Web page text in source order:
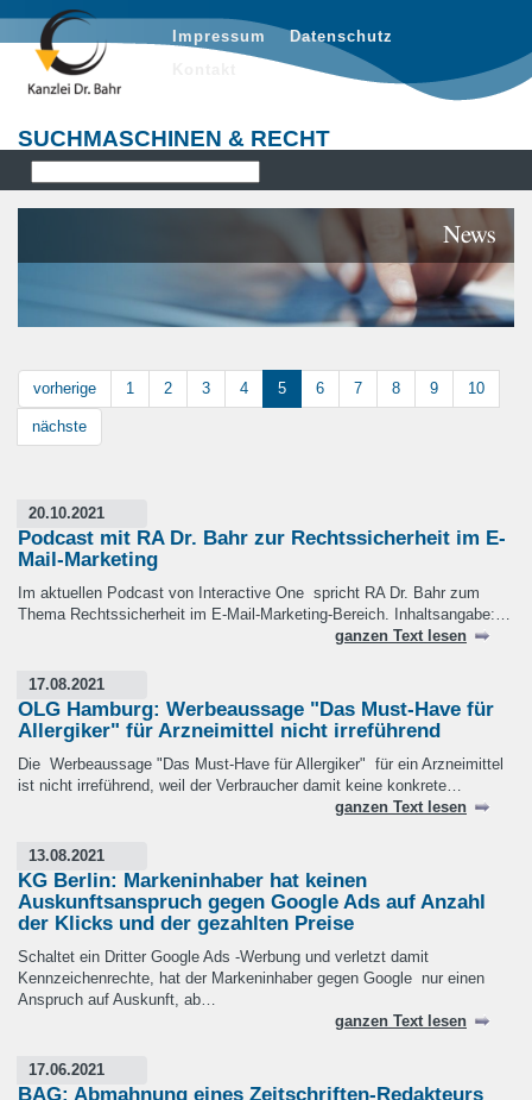
Impressum
Datenschutz
SUCHMASCHINEN & RECHT
News
vorherige 1 2 3 4 5 6 7 8 9 10
nächste
20.10.2021
Podcast mit RA Dr. Bahr zur Rechtssicherheit im E-
Mail-Marketing
Im aktuellen Podcast von Interactive One spricht RA Dr. Bahr zum
Thema Rechtssicherheit im E-Mail-Marketing-Bereich. Inhaltsangabe:…
ganzen Text lesen
17.08.2021
OLG Hamburg: Werbeaussage "Das Must-Have für
Allergiker" für Arzneimittel nicht irreführend
Die Werbeaussage "Das Must-Have für Allergiker" für ein Arzneimittel
ist nicht irreführend, weil der Verbraucher damit keine konkrete…
ganzen Text lesen
13.08.2021
KG Berlin: Markeninhaber hat keinen
Auskunftsanspruch gegen Google Ads auf Anzahl
der Klicks und der gezahlten Preise
Schaltet ein Dritter Google Ads -Werbung und verletzt damit
Kennzeichenrechte, hat der Markeninhaber gegen Google nur einen
Anspruch auf Auskunft, ab…
ganzen Text lesen
17.06.2021
BAG: Abmahnung eines Zeitschriften-Redakteurs